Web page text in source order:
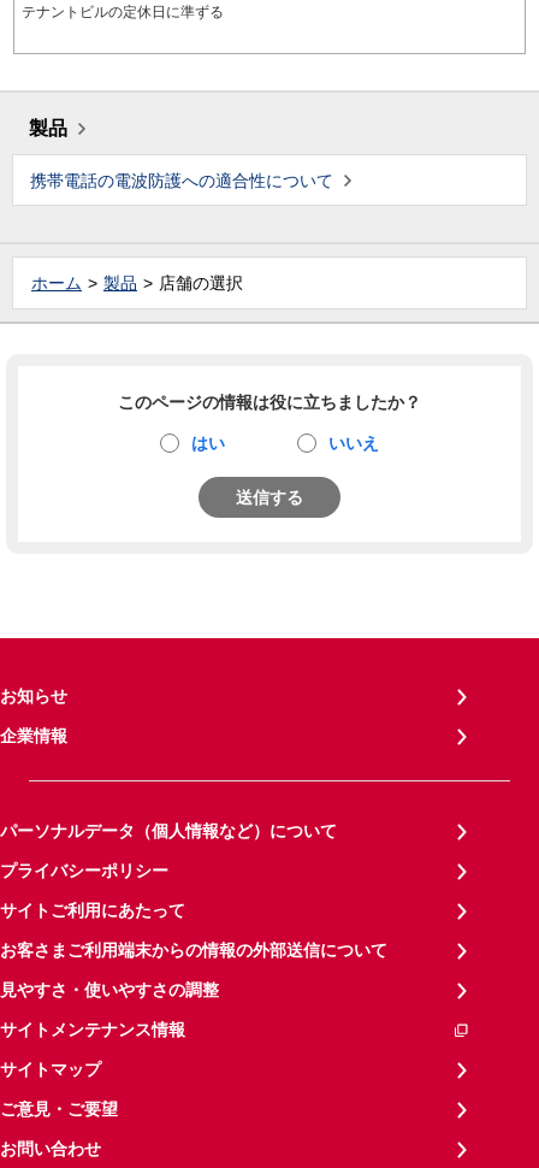
テナントビルの定休日に準ずる
製品
携帯電話の電波防護への適合性について
ホーム 製品 店舗の選択
このページの情報は役に立ちましたか？
はい いいえ
送信する
お知らせ
企業情報
パーソナルデータ（個人情報など）について
プライバシーポリシー
サイトご利用にあたって
お客さまご利用端末からの情報の外部送信について
見やすさ・使いやすさの調整
サイトメンテナンス情報
サイトマップ
ご意見・ご要望
お問い合わせ